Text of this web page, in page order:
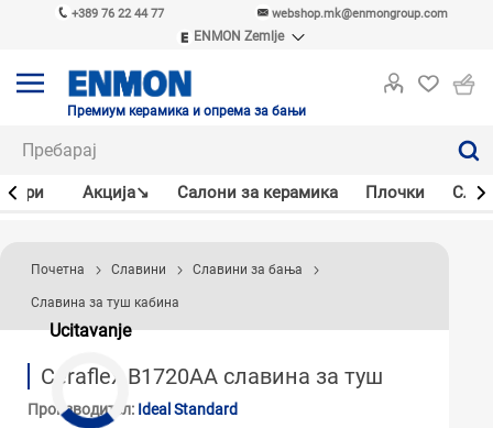
+389 76 22 44 77 webshop.mk@enmongroup.com
ENMON Zemlje
ENMON MKD
Премиум керамика и опрема за бањи
Акцијa↘ Салони за керамика Плочки
Ucitavanje
Почетна Славини Славини за бања
Славина за туш кабина
Ceraflex B1720AA славина за туш
Производител: Ideal Standard